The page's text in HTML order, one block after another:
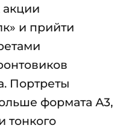
акции
и прийти
Портреты
формата А3,
тонкого